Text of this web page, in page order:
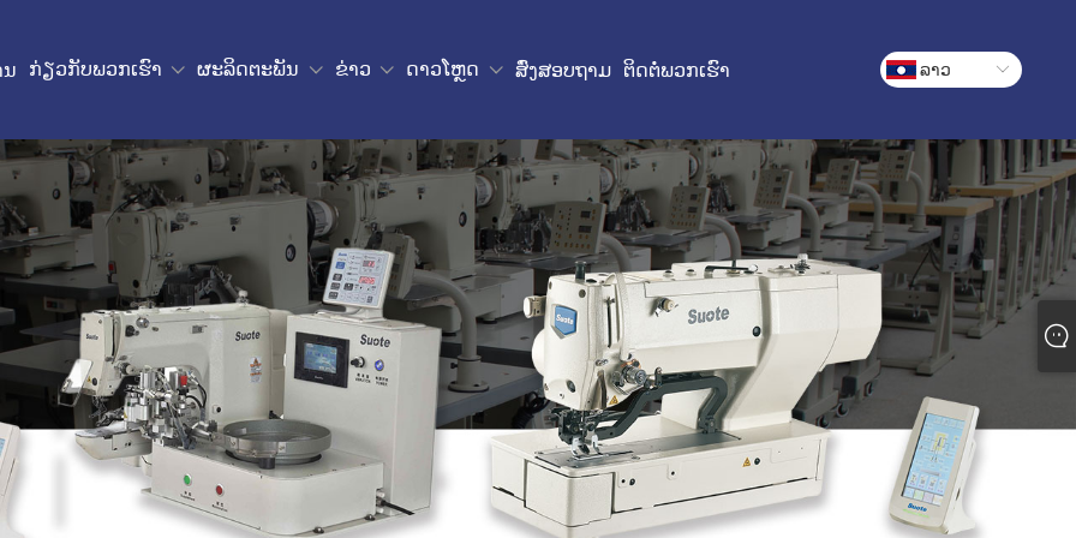
ນ ກ່ຽວ​ກັບ​ພວກ​ເຮົາ ຜະລິດຕະພັນ ຂ່າວ ດາວໂຫຼດ ສົ່ງສອບຖາມ ຕິດຕໍ່ພວກເຮົາ ລາວ